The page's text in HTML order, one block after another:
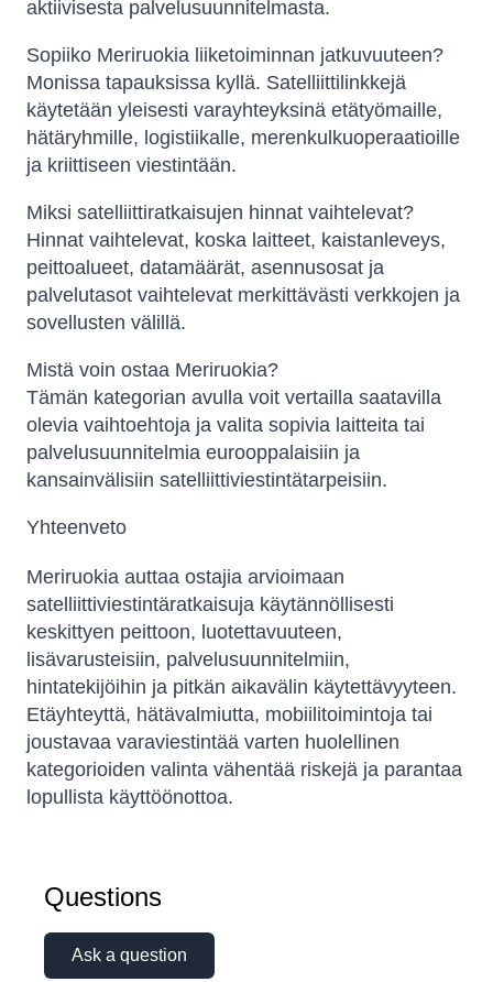
aktiivisesta palvelusuunnitelmasta.
Sopiiko Meriruokia liiketoiminnan jatkuvuuteen?
Monissa tapauksissa kyllä. Satelliittilinkkejä
käytetään yleisesti varayhteyksinä etätyömaille,
hätäryhmille, logistiikalle, merenkulkuoperaatioille
ja kriittiseen viestintään.
Miksi satelliittiratkaisujen hinnat vaihtelevat?
Hinnat vaihtelevat, koska laitteet, kaistanleveys,
peittoalueet, datamäärät, asennusosat ja
palvelutasot vaihtelevat merkittävästi verkkojen ja
sovellusten välillä.
Mistä voin ostaa Meriruokia?
Tämän kategorian avulla voit vertailla saatavilla
olevia vaihtoehtoja ja valita sopivia laitteita tai
palvelusuunnitelmia eurooppalaisiin ja
kansainvälisiin satelliittiviestintätarpeisiin.
Yhteenveto
Meriruokia auttaa ostajia arvioimaan
satelliittiviestintäratkaisuja käytännöllisesti
keskittyen peittoon, luotettavuuteen,
lisävarusteisiin, palvelusuunnitelmiin,
hintatekijöihin ja pitkän aikavälin käytettävyyteen.
Etäyhteyttä, hätävalmiutta, mobiilitoimintoja tai
joustavaa varaviestintää varten huolellinen
kategorioiden valinta vähentää riskejä ja parantaa
lopullista käyttöönottoa.
Questions
Ask a question